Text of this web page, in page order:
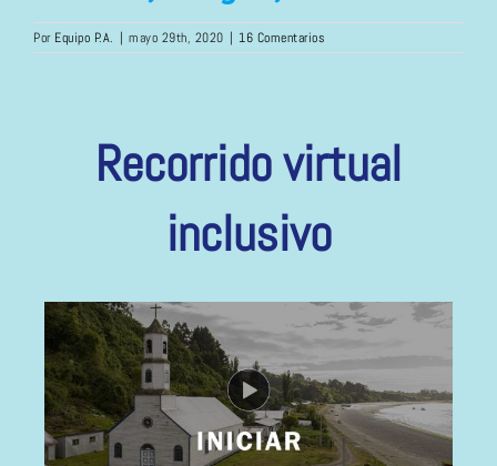
Por Equipo P.A. | mayo 29th, 2020 | 16 Comentarios
Recorrido virtual
inclusivo